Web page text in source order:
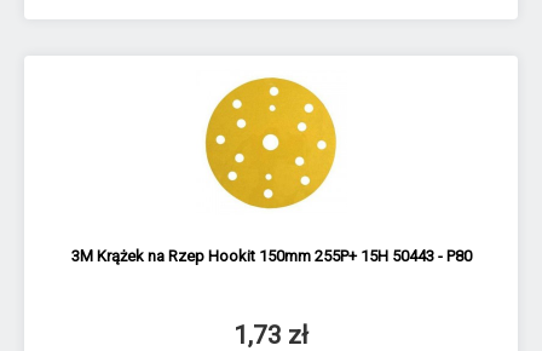
3M Krążek na Rzep Hookit 150mm 255P+ 15H 50443 - P80
1,73 zł